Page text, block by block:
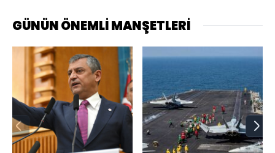
GÜNÜN ÖNEMLİ MANŞETLERİ